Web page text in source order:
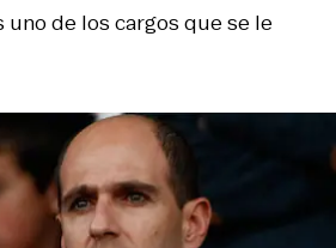
de los cargos que se le